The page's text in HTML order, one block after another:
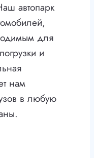
автопарк
для
и
нам
в любую